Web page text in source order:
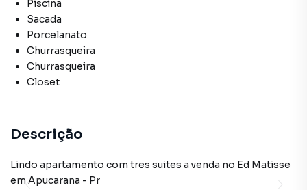
Piscina
Sacada
Porcelanato
Churrasqueira
Churrasqueira
Closet
Descrição
Lindo apartamento com tres suites a venda no Ed Matisse
em Apucarana - Pr